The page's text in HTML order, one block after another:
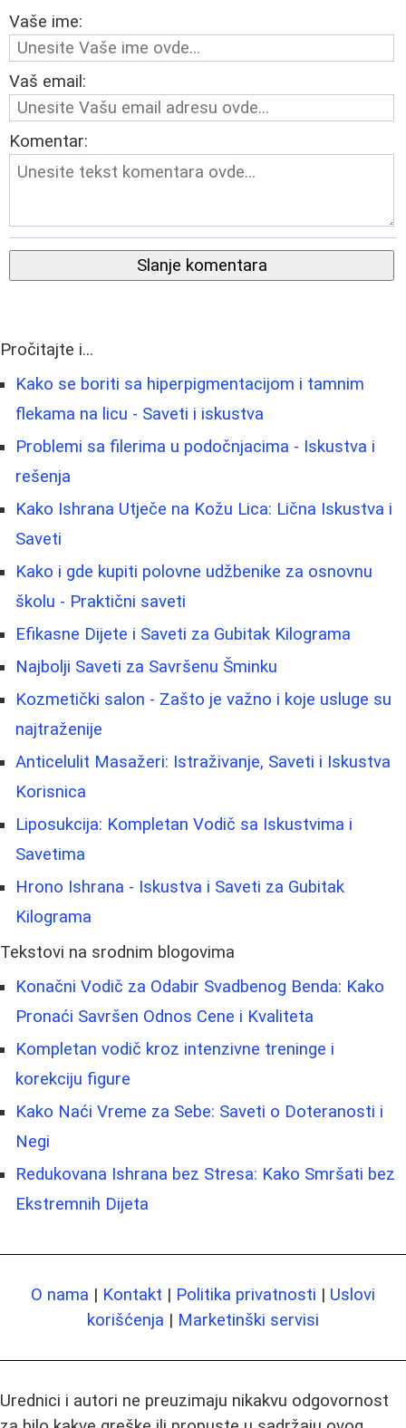
Vaše ime:
Vaš email:
Komentar:
Slanje komentara
Pročitajte i...
Kako se boriti sa hiperpigmentacijom i tamnim
flekama na licu - Saveti i iskustva
Problemi sa filerima u podočnjacima - Iskustva i
rešenja
Kako Ishrana Utječe na Kožu Lica: Lična Iskustva i
Saveti
Kako i gde kupiti polovne udžbenike za osnovnu
školu - Praktični saveti
Efikasne Dijete i Saveti za Gubitak Kilograma
Najbolji Saveti za Savršenu Šminku
Kozmetički salon - Zašto je važno i koje usluge su
najtraženije
Anticelulit Masažeri: Istraživanje, Saveti i Iskustva
Korisnica
Liposukcija: Kompletan Vodič sa Iskustvima i
Savetima
Hrono Ishrana - Iskustva i Saveti za Gubitak
Kilograma
Tekstovi na srodnim blogovima
Konačni Vodič za Odabir Svadbenog Benda: Kako
Pronaći Savršen Odnos Cene i Kvaliteta
Kompletan vodič kroz intenzivne treninge i
korekciju figure
Kako Naći Vreme za Sebe: Saveti o Doteranosti i
Negi
Redukovana Ishrana bez Stresa: Kako Smršati bez
Ekstremnih Dijeta
O nama | Kontakt | Politika privatnosti | Uslovi
korišćenja | Marketinški servisi
Urednici i autori ne preuzimaju nikakvu odgovornost